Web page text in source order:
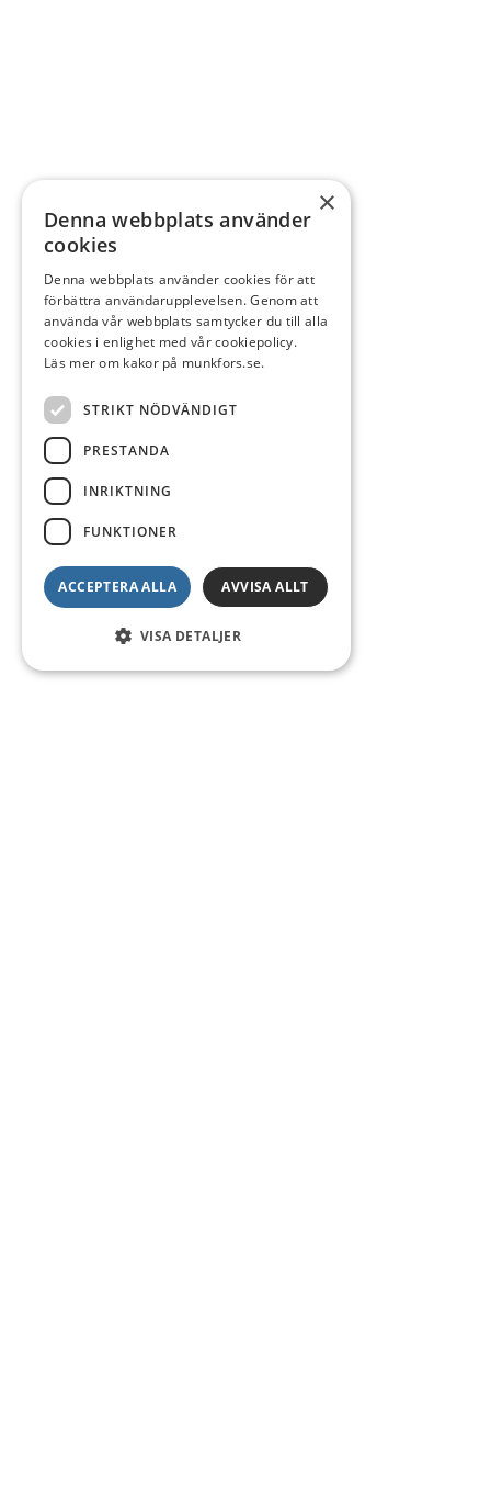
×
Denna webbplats använder
cookies
Denna webbplats använder cookies för att
förbättra användarupplevelsen. Genom att
använda vår webbplats samtycker du till alla
cookies i enlighet med vår cookiepolicy.
Läs mer om kakor på munkfors.se.
STRIKT NÖDVÄNDIGT
PRESTANDA
INRIKTNING
FUNKTIONER
ACCEPTERA ALLA AVVISA ALLT
VISA DETALJER